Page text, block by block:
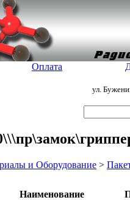
Оплата
ул.
и Оборудование >
Наименование